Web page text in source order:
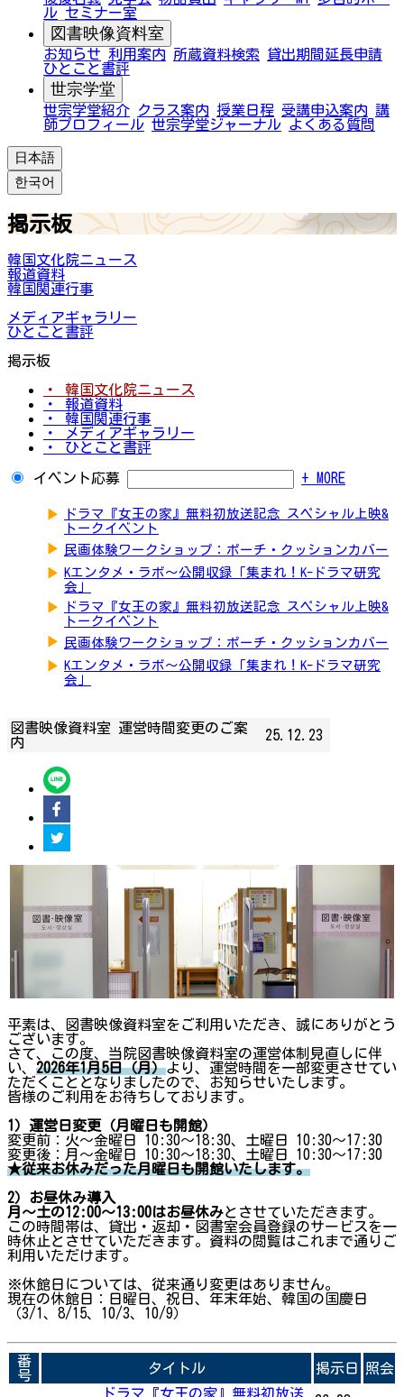
ル セミナー室
図書映像資料室
お知らせ 利用案内 所蔵資料検索
貸出期間延長申請
ひとこと書評
世宗学堂
世宗学堂紹介 クラス案内 授業日程 受講申込案内 講
師プロフィール 世宗学堂ジャーナル よくある質問
日本語
한국어
掲示板
韓国文化院ニュース
報道資料
韓国関連行事
メディアギャラリー
ひとこと書評
掲示板
・ 韓国文化院ニュース
・ 報道資料
・ 韓国関連行事
・ メディアギャラリー
・ ひとこと書評
イベント応募 + MORE
▶
ドラマ『女王の家』無料初放送記念 スペシャル上映&
トークイベント
▶ 民画体験ワークショップ：ポーチ・クッションカバー
▶ Kエンタメ・ラボ～公開収録「集まれ！K-ドラマ研究
会」
▶
ドラマ『女王の家』無料初放送記念 スペシャル上映&
トークイベント
▶ 民画体験ワークショップ：ポーチ・クッションカバー
▶ Kエンタメ・ラボ～公開収録「集まれ！K-ドラマ研究
会」
図書映像資料室 運営時間変更のご案
内
25.12.23
平素は、図書映像資料室をご利用いただき、誠にありがとう
ございます。
さて、この度、当院図書映像資料室の運営体制見直しに伴
い、 2026年1月5日（月）より、運営時間を一部変更させてい
ただくこととなりましたので、お知らせいたします。
皆様のご利用をお待ちしております。
1）運営日変更（月曜日も開館）
変更前：火～金曜日 10:30～18:30、土曜日 10:30～17:30
変更後：月〜金曜日 10:30～18:30、土曜日 10:30～17:30
★従来お休みだった月曜日も開館いたします。
2）お昼休み導入
月〜土の12:00〜13:00はお昼休みとさせていただきます。
この時間帯は、貸出・返却・図書室会員登録のサービスを一
時休止とさせていただきます。資料の閲覧はこれまで通りご
利用いただけます。
※休館日については、従来通り変更はありません。
現在の休館日：日曜日、祝日、年末年始、韓国の国慶日
（3/1、8/15、10/3、10/9）
番
号
タイトル 掲示日
照会
ドラマ『女王の家』無料初放送